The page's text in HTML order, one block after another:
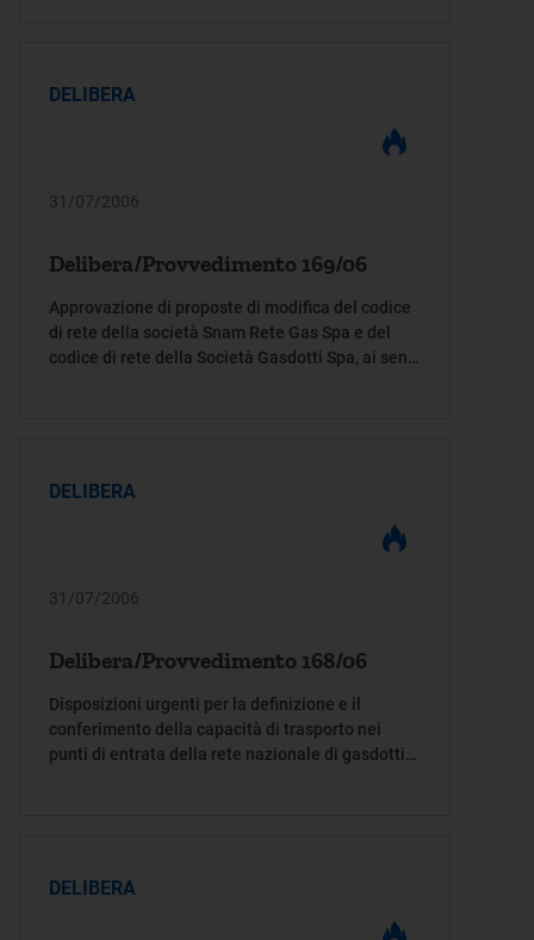
DELIBERA
31/07/2006
Delibera/Provvedimento 169/06
Approvazione di proposte di modifica del codice
di rete della società Snam Rete Gas Spa e del
codice di rete della Società Gasdotti Spa, ai sensi
DELIBERA
31/07/2006
Delibera/Provvedimento 168/06
Disposizioni urgenti per la definizione e il
conferimento della capacità di trasporto nei
punti di entrata della rete nazionale di gasdotti
Produttive 28 aprile 2006
DELIBERA